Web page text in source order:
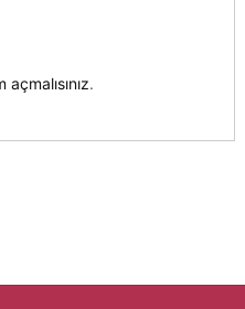
açmalısınız.